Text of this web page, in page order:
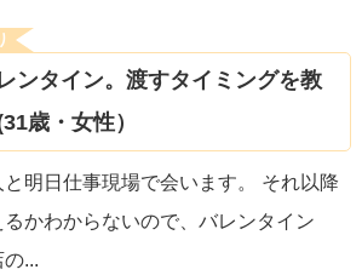
ンタイン。渡すタイミングを教
歳・女性）
明日仕事現場で会います。 それ以降
るかわからないので、バレンタイン
の...